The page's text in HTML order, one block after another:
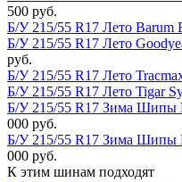
500 руб.
Б/У 215/55 R17 Лето Barum
Б/У 215/55 R17 Лето
руб.
Б/У 215/55 R17 Лето
Б/У 215/55 R17 Лето Tigar
Б/У 215/55 R17 Зима Шипы
000 руб.
Б/У 215/55 R17 Зима Шипы
000 руб.
К этим шинам подходят